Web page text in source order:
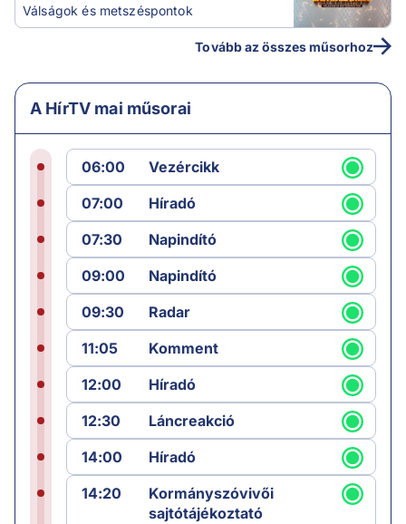
Válságok és metszéspontok
Tovább az összes műsorhoz
A HírTV mai műsorai
06:00
Vezércikk
07:00
Híradó
07:30
Napindító
09:00
Napindító
09:30
Radar
11:05
Komment
12:00
Híradó
12:30
Láncreakció
14:00
Híradó
14:20
Kormányszóvivői
sajtótájékoztató